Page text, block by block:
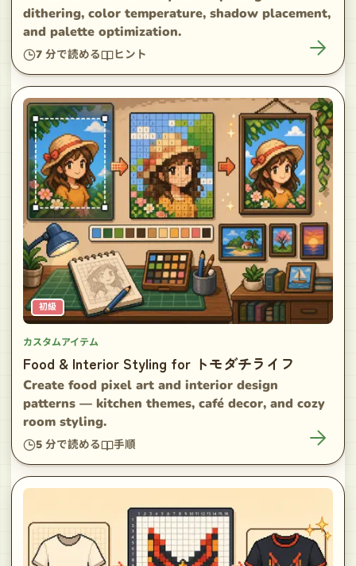
dithering, color temperature, shadow placement,
and palette optimization.
7 分で読める ヒント
初級
カスタムアイテム
Food & Interior Styling for トモダチライフ
Create food pixel art and interior design
patterns — kitchen themes, café decor, and cozy
room styling.
5 分で読める 手順